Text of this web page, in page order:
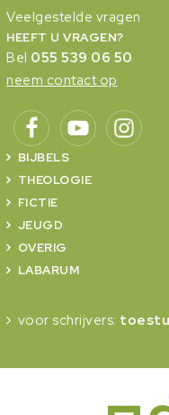
Veelgestelde vragen
HEEFT U VRAGEN?
Bel 055 539 06 50
neem contact op
BIJBELS
THEOLOGIE
FICTIE
JEUGD
OVERIG
LABARUM
voor schrijvers: